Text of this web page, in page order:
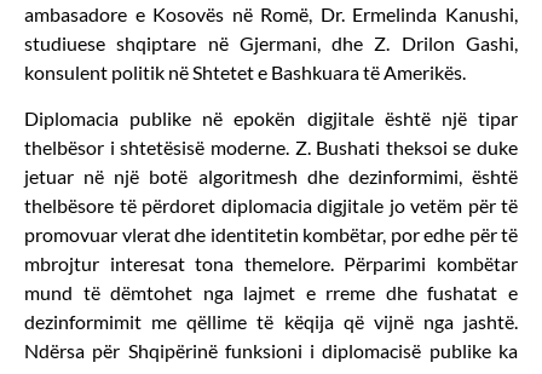
ambasadore e Kosovës në Romë, Dr. Ermelinda Kanushi,
studiuese shqiptare në Gjermani, dhe Z. Drilon Gashi,
konsulent politik në Shtetet e Bashkuara të Amerikës.
Diplomacia publike në epokën digjitale është një tipar
thelbësor i shtetësisë moderne. Z. Bushati theksoi se duke
jetuar në një botë algoritmesh dhe dezinformimi, është
thelbësore të përdoret diplomacia digjitale jo vetëm për të
promovuar vlerat dhe identitetin kombëtar, por edhe për të
mbrojtur interesat tona themelore. Përparimi kombëtar
mund të dëmtohet nga lajmet e rreme dhe fushatat e
dezinformimit me qëllime të këqija që vijnë nga jashtë.
Ndërsa për Shqipërinë funksioni i diplomacisë publike ka